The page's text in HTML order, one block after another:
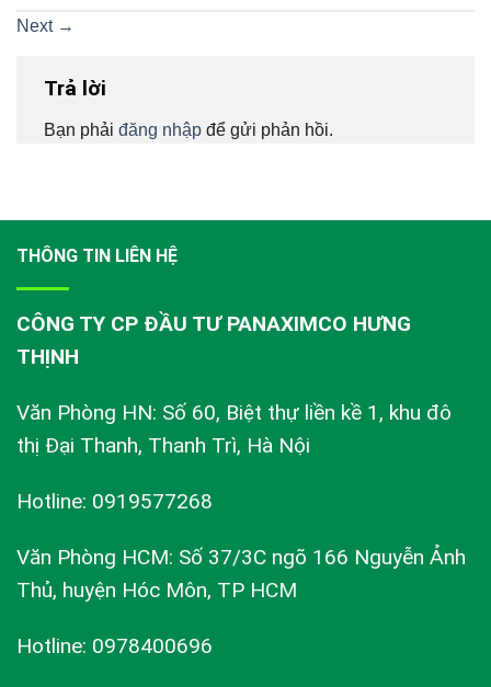
Next →
Trả lời
Bạn phải đăng nhập để gửi phản hồi.
THÔNG TIN LIÊN HỆ
CÔNG TY CP ĐẦU TƯ PANAXIMCO HƯNG
THỊNH
Văn Phòng HN: Số 60, Biệt thự liền kề 1, khu đô
thị Đại Thanh, Thanh Trì, Hà Nội
Hotline: 0919577268
Văn Phòng HCM: Số 37/3C ngõ 166 Nguyễn Ảnh
Thủ, huyện Hóc Môn, TP HCM
Hotline: 0978400696